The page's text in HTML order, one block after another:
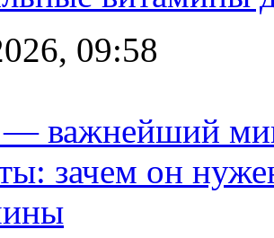
09:58
важнейший
зачем он